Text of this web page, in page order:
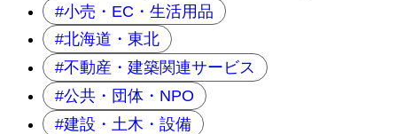
小売・EC・生活用品
北海道・東北
不動産・建築関連サービス
公共・団体・NPO
建設・土木・設備